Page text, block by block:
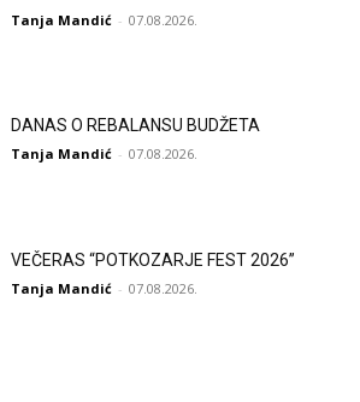
Tanja Mandić - 07.08.2026.
DANAS O REBALANSU BUDŽETA
Tanja Mandić - 07.08.2026.
VEČERAS “POTKOZARJE FEST 2026”
Tanja Mandić - 07.08.2026.